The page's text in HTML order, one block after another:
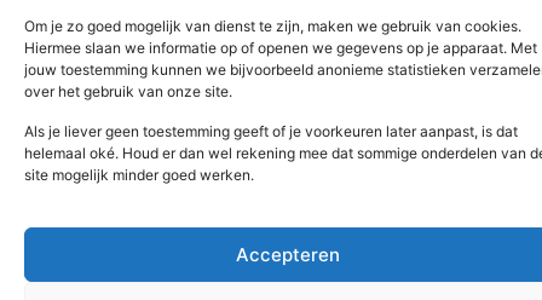
Om je zo goed mogelijk van dienst te zijn, maken we gebruik van cookies.
Hiermee slaan we informatie op of openen we gegevens op je apparaat. Met
jouw toestemming kunnen we bijvoorbeeld anonieme statistieken
over het gebruik van onze site.
Als je liever geen toestemming geeft of je voorkeuren later aanpast, is dat
helemaal oké. Houd er dan wel rekening mee dat sommige onderdelen van
site mogelijk minder goed werken.
Accepteren
Algemene voorwaarden
Disclaimer